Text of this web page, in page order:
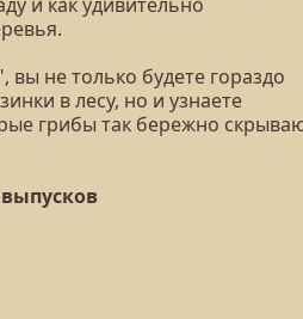
не только будете гораздо
в лесу, но и узнаете
грибы так бережно
выпусков